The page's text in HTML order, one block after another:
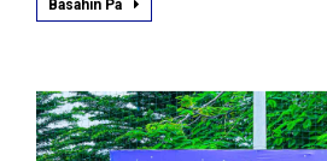
Basahin Pa